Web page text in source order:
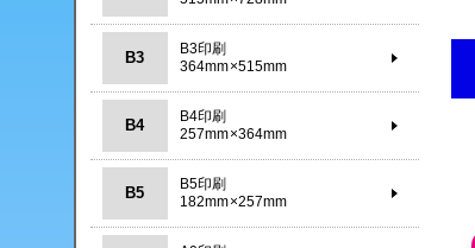
B3
B3印刷
364mm×515mm
B4
B4印刷
257mm×364mm
B5
B5印刷
182mm×257mm